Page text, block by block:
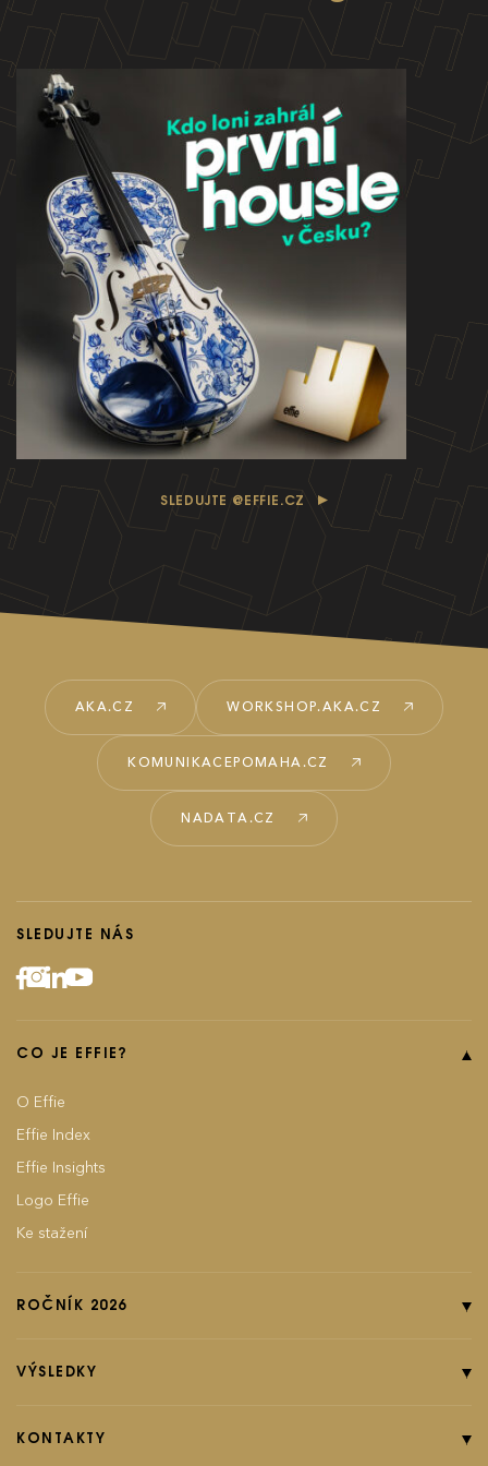
Ročník 2022
Ročník 2021
Ročník 2020
Ročník 2019
Ročník 2018
Ročník 2017
SLEDUJTE @EFFIE.CZ
AKA.CZ WORKSHOP.AKA.CZ
KOMUNIKACEPOMAHA.CZ
NADATA.CZ
SLEDUJTE NÁS
CO JE EFFIE?
O Effie
Effie Index
Effie Insights
Logo Effie
Ke stažení
ROČNÍK 2026
Pravidla soutěže
Poplatky
VÝSLEDKY
Ročník 2024
KONTAKTY